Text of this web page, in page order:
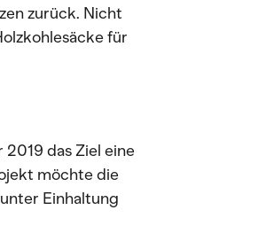
zurück. Nicht
für
das Ziel eine
möchte die
Einhaltung